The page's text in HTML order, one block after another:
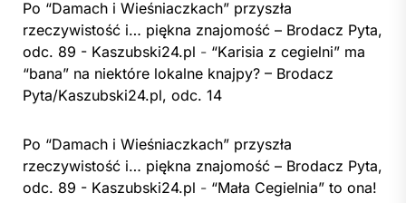
Po “Damach i Wieśniaczkach” przyszła
rzeczywistość i… piękna znajomość – Brodacz Pyta,
odc. 89 - Kaszubski24.pl - “Karisia z cegielni” ma
“bana” na niektóre lokalne knajpy? – Brodacz
Pyta/Kaszubski24.pl, odc. 14
Po “Damach i Wieśniaczkach” przyszła
rzeczywistość i… piękna znajomość – Brodacz Pyta,
odc. 89 - Kaszubski24.pl - “Mała Cegielnia” to ona!